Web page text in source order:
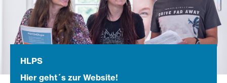
HLPS
Hier geht´s zur Website!